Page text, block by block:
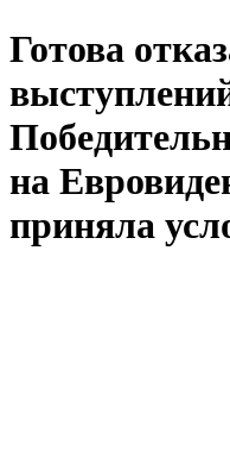
Готова
на
приняла